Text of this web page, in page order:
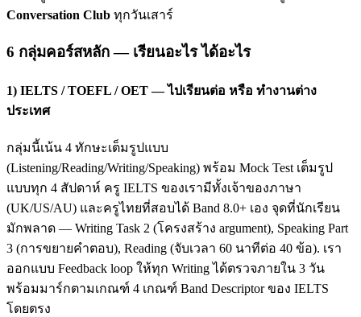
Conversation Club ทุกวันเสาร์
6 กลุ่มคอร์สหลัก — เรียนอะไร ได้อะไร
1) IELTS / TOEFL / OET — ไปเรียนต่อ หรือ ทำงานต่าง
ประเทศ
กลุ่มนี้เน้น 4 ทักษะเต็มรูปแบบ
(Listening/Reading/Writing/Speaking) พร้อม Mock Test เต็มรูป
แบบทุก 4 สัปดาห์ ครู IELTS ของเรามีทั้งเจ้าของภาษา
(UK/US/AU) และครูไทยที่สอบได้ Band 8.0+ เอง จุดที่นักเรียน
มักพลาด — Writing Task 2 (โครงสร้าง argument), Speaking Part
3 (การขยายคำตอบ), Reading (จับเวลา 60 นาทีต่อ 40 ข้อ). เรา
ออกแบบ Feedback loop ให้ทุก Writing ได้ตรวจภายใน 3 วัน
พร้อมมาร์กตามเกณฑ์ 4 เกณฑ์ Band Descriptor ของ IELTS
โดยตรง